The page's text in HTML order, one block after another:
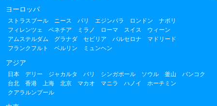
ヨーロッパ
ストラスブール ニース パリ エジンバラ ロンドン
ナポリ
フィレンツェ
ベネチア ミラノ ローマ スイス
ウィーン
アムステルダム
グラナダ セビリア バルセロナ
マドリード
フランクフルト
ベルリン ミュンヘン
アジア
日本 デリー ジャカルタ バリ シンガポール ソウル 釜山
バンコク
台北
香港 上海 北京 マカオ マニラ ハノイ
ホーチミン
クアラルンプール